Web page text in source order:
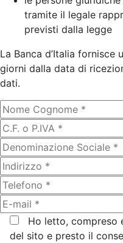
tramite il legale
previsti dalla legge
La Banca d’Italia
giorni dalla data di
dati.
Ho letto, compreso
del sito e presto il